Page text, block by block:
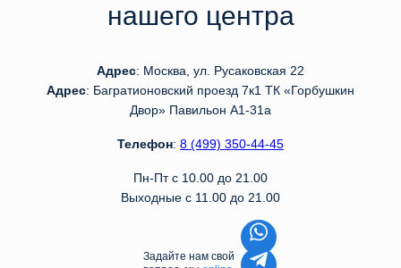
нашего центра
Адрес: Москва, ул. Русаковская 22
Адрес: Багратионовский проезд 7к1 ТК «Горбушкин
Двор» Павильон А1-31а
Телефон: 8 (499) 350-44-45
Пн-Пт с 10.00 до 21.00
Выходные с 11.00 до 21.00
Задайте нам свой